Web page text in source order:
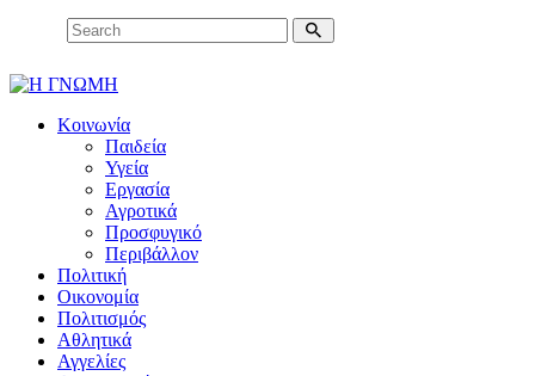
Κοινωνία
Παιδεία
Υγεία
Εργασία
Αγροτικά
Προσφυγικό
Περιβάλλον
Πολιτική
Οικονομία
Πολιτισμός
Αθλητικά
Αγγελίες